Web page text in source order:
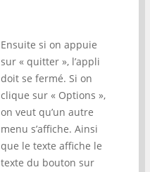
Ensuite si on appuie
sur « quitter », l’appli
doit se fermé. Si on
clique sur « Options »,
on veut qu’un autre
menu s’affiche. Ainsi
que le texte affiche le
texte du bouton sur